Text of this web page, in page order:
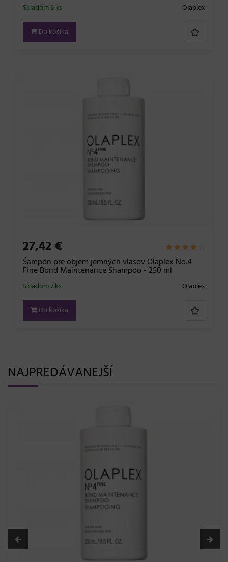
Olaplex
Skladom 6 ks
Do košíka
27,42 €
Šampón pre objem jemných vlasov Olaplex No.4
Fine Bond Maintenance Shampoo - 250 ml
Olaplex
Skladom 7 ks
Do košíka
NAJPREDÁVANEJŠÍ